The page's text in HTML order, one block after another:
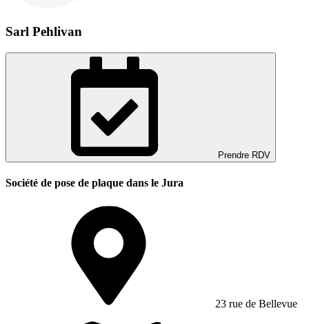
Sarl Pehlivan
Prendre RDV
Société de pose de plaque dans le Jura
23 rue de Bellevue